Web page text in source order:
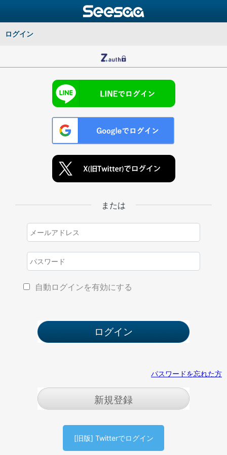
ログイン
または
自動ログインを有効にする
パスワードを忘れた方
新規登録
[旧版] Twitterでログイン